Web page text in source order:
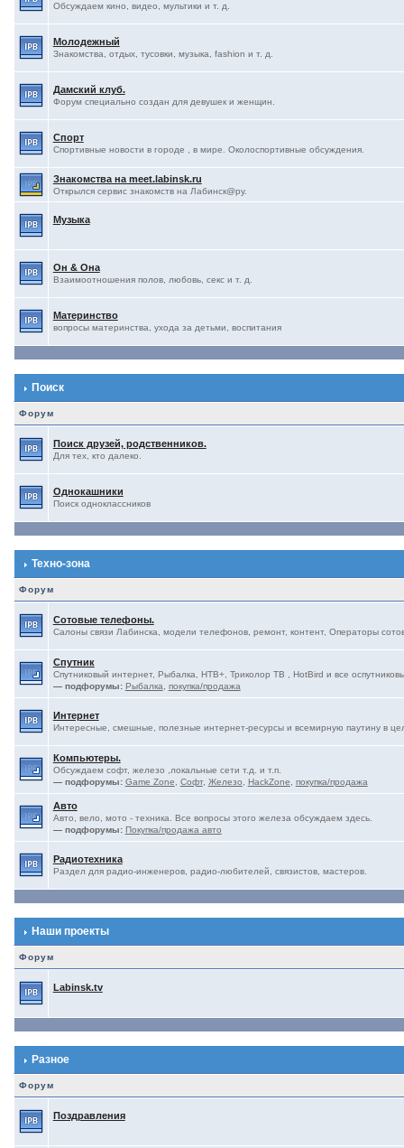
Обсуждаем кино, видео, мультики и т. д.
Молодежный
Знакомства, отдых, тусовки, музыка, fashion и т. д.
Дамский клуб.
Форум специально создан для девушек и женщин.
Спорт
Спортивные новости в городе , в мире. Околоспортивные обсуждения.
Знакомства на meet.labinsk.ru
Открылся сервис знакомств на Лабинск@ру.
Музыка
Он & Она
Взаимоотношения полов, любовь, секс и т. д.
Материнство
вопросы материнства, ухода за детьми, воспитания
Поиск
Форум
Поиск друзей, родственников.
Для тех, кто далеко.
Однокашники
Поиск одноклассников
Техно-зона
Форум
Сотовые телефоны.
Салоны связи Лабинска, модели телефонов, ремонт, контент, Операторы
Спутник
Спутниковый интернет, Рыбалка, НТВ+, Триколор ТВ , HotBird и все
— подфорумы: Рыбалка покупка/продажа
Интернет
Интересные, смешные, полезные интернет-ресурсы и всемирную паутину в
Компьютеры.
Обсуждаем софт, железо ,локальные сети т.д. и т.п.
— подфорумы: Game Zone Софт, Железо HackZone покупка/продажа
Авто
Авто, вело, мото - техника. Все вопросы этого железа обсуждаем здесь.
— подфорумы: Покупка/продажа авто
Радиотехника
Раздел для радио-инженеров, радио-любителей, связистов, мастеров.
Наши проекты
Форум
Labinsk.tv
Разное
Форум
Поздравления